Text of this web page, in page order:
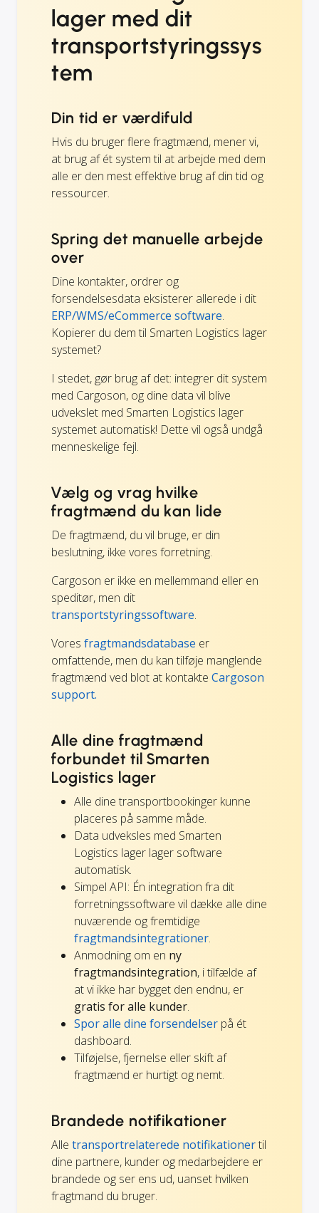
lager med dit
transportstyringssys
tem
Din tid er værdifuld
Hvis du bruger flere fragtmænd, mener vi,
at brug af ét system til at arbejde med dem
alle er den mest effektive brug af din tid og
ressourcer.
Spring det manuelle arbejde
over
Dine kontakter, ordrer og
forsendelsesdata eksisterer allerede i dit
ERP/WMS/eCommerce software.
Kopierer du dem til Smarten Logistics lager
systemet?
I stedet, gør brug af det: integrer dit system
med Cargoson, og dine data vil blive
udvekslet med Smarten Logistics lager
systemet automatisk! Dette vil også undgå
menneskelige fejl.
Vælg og vrag hvilke
fragtmænd du kan lide
De fragtmænd, du vil bruge, er din
beslutning, ikke vores forretning.
Cargoson er ikke en mellemmand eller en
speditør, men dit
transportstyringssoftware.
Vores fragtmandsdatabase er
omfattende, men du kan tilføje manglende
fragtmænd ved blot at kontakte Cargoson
support.
Alle dine fragtmænd
forbundet til Smarten
Logistics lager
Alle dine transportbookinger kunne
placeres på samme måde.
Data udveksles med Smarten
Logistics lager lager software
automatisk.
Simpel API: Én integration fra dit
forretningssoftware vil dække alle dine
nuværende og fremtidige
fragtmandsintegrationer.
Anmodning om en ny
fragtmandsintegration, i tilfælde af
at vi ikke har bygget den endnu, er
gratis for alle kunder.
Spor alle dine forsendelser på ét
dashboard.
Tilføjelse, fjernelse eller skift af
fragtmænd er hurtigt og nemt.
Brandede notifikationer
Alle transportrelaterede notifikationertil
dine partnere, kunder og medarbejdere er
brandede og ser ens ud, uanset hvilken
fragtmand du bruger.